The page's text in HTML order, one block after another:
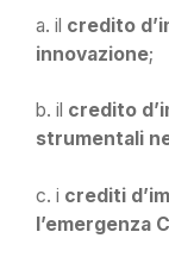
a. il credito
innovazione;
b. il credito
strumentali
c. i crediti
l’emergenza